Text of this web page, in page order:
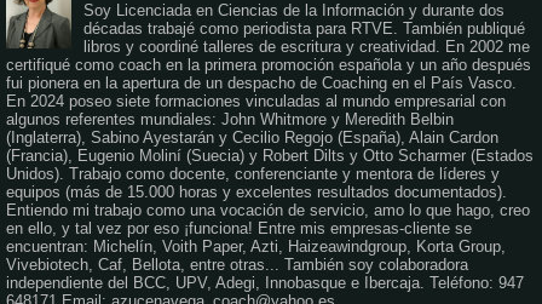
Soy Licenciada en Ciencias de la Información y durante dos
décadas trabajé como periodista para RTVE. También publiqué
libros y coordiné talleres de escritura y creatividad. En 2002 me
certifiqué como coach en la primera promoción española y un año después
fui pionera en la apertura de un despacho de Coaching en el País Vasco.
En 2024 poseo siete formaciones vinculadas al mundo empresarial con
algunos referentes mundiales: John Whitmore y Meredith Belbin
(Inglaterra), Sabino Ayestarán y Cecilio Regojo (España), Alain Cardon
(Francia), Eugenio Moliní (Suecia) y Robert Dilts y Otto Scharmer (Estados
Unidos). Trabajo como docente, conferenciante y mentora de líderes y
equipos (más de 15.000 horas y excelentes resultados documentados).
Entiendo mi trabajo como una vocación de servicio, amo lo que hago, creo
en ello, y tal vez por eso ¡funciona! Entre mis empresas-cliente se
encuentran: Michelín, Voith Paper, Azti, Haizeawindgroup, Korta Group,
Vivebiotech, Caf, Bellota, entre otras... También soy colaboradora
independiente del BCC, UPV, Adegi, Innobasque e Ibercaja. Teléfono: 947